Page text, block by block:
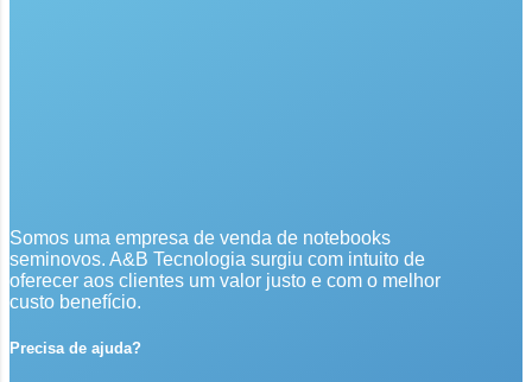
Somos uma empresa de venda de notebooks
seminovos. A&B Tecnologia surgiu com intuito de
oferecer aos clientes um valor justo e com o melhor
custo benefício.
Precisa de ajuda?